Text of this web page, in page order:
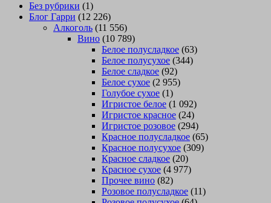
Без рубрики (1)
Блог Гарри (12 226)
Алкоголь (11 556)
Вино (10 789)
Белое полусладкое (63)
Белое полусухое (344)
Белое сладкое (92)
Белое сухое (2 955)
Голубое сухое (1)
Игристое белое (1 092)
Игристое красное (24)
Игристое розовое (294)
Красное полусладкое (65)
Красное полусухое (309)
Красное сладкое (20)
Красное сухое (4 977)
Прочее вино (82)
Розовое полусладкое (11)